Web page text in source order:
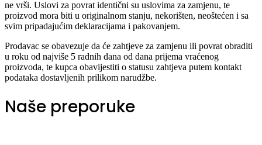
ne vrši. Uslovi za povrat identični su uslovima za zamjenu, te
proizvod mora biti u originalnom stanju, nekorišten, neoštećen i sa
svim pripadajućim deklaracijama i pakovanjem.
Prodavac se obavezuje da će zahtjeve za zamjenu ili povrat obraditi
u roku od najviše 5 radnih dana od dana prijema vraćenog
proizvoda, te kupca obavijestiti o statusu zahtjeva putem kontakt
podataka dostavljenih prilikom narudžbe.
Naše preporuke